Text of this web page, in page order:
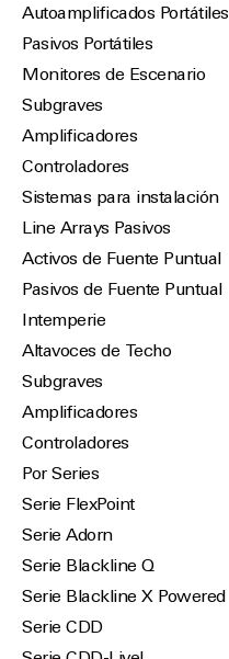
Autoamplificados Portátiles
Pasivos Portátiles
Monitores de Escenario
Subgraves
Amplificadores
Controladores
Sistemas para instalación
Line Arrays Pasivos
Activos de Fuente Puntual
Pasivos de Fuente Puntual
Intemperie
Altavoces de Techo
Subgraves
Amplificadores
Controladores
Por Series
Serie FlexPoint
Serie Adorn
Serie Blackline Q
Serie Blackline X Powered
Serie CDD